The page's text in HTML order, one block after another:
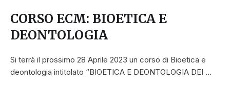
CORSO ECM: BIOETICA E
DEONTOLOGIA
Si terrà il prossimo 28 Aprile 2023 un corso di Bioetica e
deontologia intitolato “BIOETICA E DEONTOLOGIA DEI …